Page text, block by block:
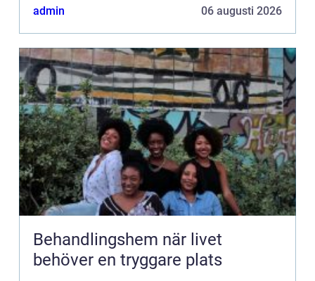
admin 06 augusti 2026
Behandlingshem när livet
behöver en tryggare plats